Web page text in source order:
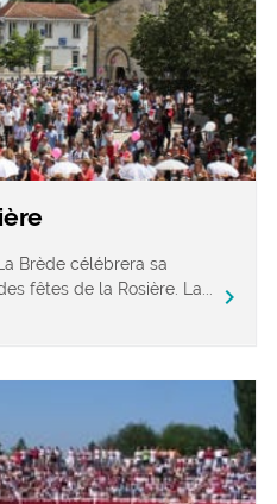
Brède célébrera sa
fêtes de la Rosière. La...
chevron_right